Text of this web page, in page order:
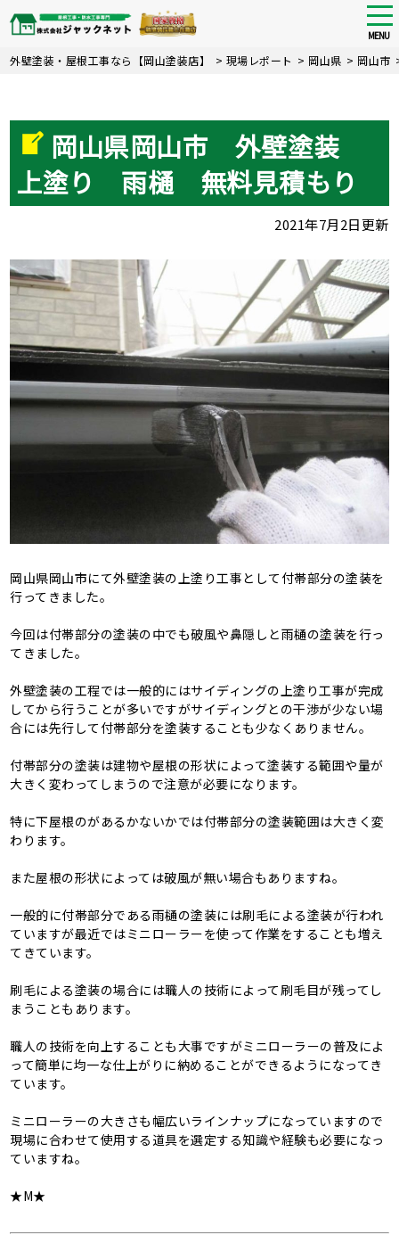
Skip
MENU
外壁塗装・屋根工事なら【岡山塗装店】 > 現場レポート > 岡山県 > 岡山市
岡山県岡山市 外壁塗装
上塗り 雨樋 無料見積もり
2021年7月2日更新
岡山県岡山市にて外壁塗装の上塗り工事として付帯部分の塗装を
行ってきました。
今回は付帯部分の塗装の中でも破風や鼻隠しと雨樋の塗装を行っ
てきました。
外壁塗装の工程では一般的にはサイディングの上塗り工事が完成
してから行うことが多いですがサイディングとの干渉が少ない場
合には先行して付帯部分を塗装することも少なくありません。
付帯部分の塗装は建物や屋根の形状によって塗装する範囲や量が
大きく変わってしまうので注意が必要になります。
特に下屋根のがあるかないかでは付帯部分の塗装範囲は大きく変
わります。
また屋根の形状によっては破風が無い場合もありますね。
一般的に付帯部分である雨樋の塗装には刷毛による塗装が行われ
ていますが最近ではミニローラーを使って作業をすることも増え
てきています。
刷毛による塗装の場合には職人の技術によって刷毛目が残ってし
まうこともあります。
職人の技術を向上することも大事ですがミニローラーの普及によ
って簡単に均一な仕上がりに納めることができるようになってき
ています。
ミニローラーの大きさも幅広いラインナップになっていますので
現場に合わせて使用する道具を選定する知識や経験も必要になっ
ていますね。
★M★